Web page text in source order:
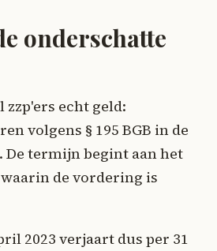
onderschatte
echt geld:
volgens § 195 BGB in de
. De termijn begint aan het
de vordering is
2023 verjaart dus per 31